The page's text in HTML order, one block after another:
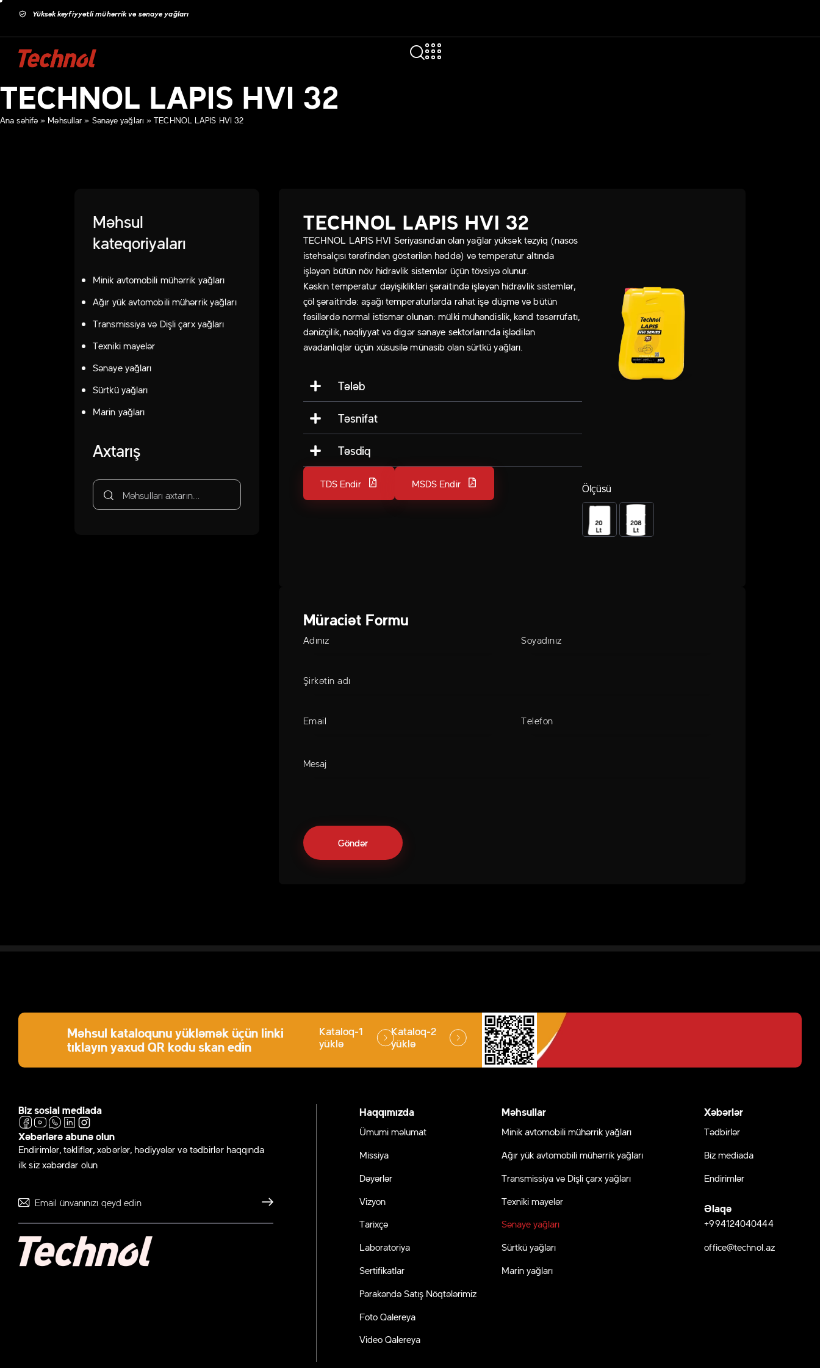
Yüksək keyfiyyətli mühərrik və sənaye yağları
TECHNOL LAPIS HVI 32
Ana səhifə » Məhsullar » Sənaye yağları »TECHNOL LAPIS HVI 32
TECHNOL LAPIS HVI 32
TECHNOL LAPIS HVI Seriyasından olan yağlar yüksək təzyiq (nasos
istehsalçısı tərəfindən göstərilən həddə) və temperatur altında
işləyən bütün növ hidravlik sistemlər üçün tövsiyə olunur.
Kəskin temperatur dəyişiklikləri şəraitində işləyən hidravlik sistemlər,
çöl şəraitində: aşağı temperaturlarda rahat işə düşmə və bütün
fəsillərdə normal istismar olunan: mülki mühəndislik, kənd təsərrüfatı,
dənizçilik, nəqliyyat və digər sənaye sektorlarında işlədilən
avadanlıqlar üçün xüsusilə münasib olan sürtkü yağları.
Tələb
Təsnifat
Təsdiq
TDS Endir MSDS Endir Ölçüsü
Müraciət Formu
Məhsul
kateqoriyaları
Minik avtomobili mühərrik yağları
Ağır yük avtomobili mühərrik yağları
Transmissiya və Dişli çarx yağları
Texniki mayelər
Sənaye yağları
Sürtkü yağları
Marin yağları
Axtarış
Məhsul kataloqunu yükləmək üçün linki
tıklayın yaxud QR kodu skan edin
Kataloq-1
yüklə
Kataloq-2
yüklə
Biz sosial mediada
Xəbərlərə abunə olun
Endirimlər, təkliflər, xəbərlər, hədiyyələr və tədbirlər haqqında
ilk siz xəbərdar olun
Göndər
Haqqımızda
Ümumi məlumat
Missiya
Dəyərlər
Vizyon
Tarixçə
Laboratoriya
Sertifikatlar
Pərakəndə Satış Nöqtələrimiz
Foto Qalereya
Video Qalereya
Məhsullar
Minik avtomobili mühərrik yağları
Ağır yük avtomobili mühərrik yağları
Transmissiya və Dişli çarx yağları
Texniki mayelər
Sənaye yağları
Sürtkü yağları
Marin yağları
Xəbərlər
Tədbirlər
Biz mediada
Endirimlər
Əlaqə
+994124040444
office@technol.az